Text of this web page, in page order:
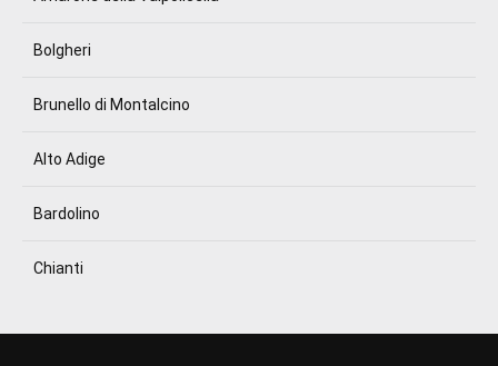
Bolgheri
Brunello di Montalcino
Alto Adige
Bardolino
Chianti